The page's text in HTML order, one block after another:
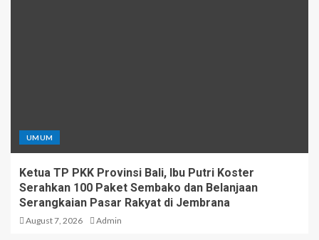
UMUM
Ketua TP PKK Provinsi Bali, Ibu Putri Koster
Serahkan 100 Paket Sembako dan Belanjaan
Serangkaian Pasar Rakyat di Jembrana
August 7, 2026 Admin